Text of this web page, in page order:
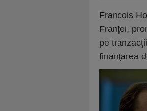
Francois
Franţei,
pe
finanţarea